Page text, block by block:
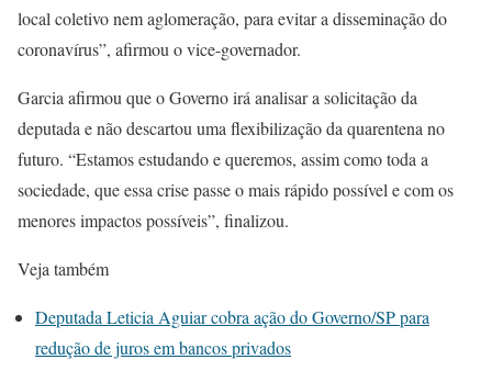
local coletivo nem aglomeração, para evitar a disseminação do
coronavírus”, afirmou o vice-governador.
Garcia afirmou que o Governo irá analisar a solicitação da
deputada e não descartou uma flexibilização da quarentena no
futuro. “Estamos estudando e queremos, assim como toda a
sociedade, que essa crise passe o mais rápido possível e com os
menores impactos possíveis”, finalizou.
Veja também
Deputada Leticia Aguiar cobra ação do Governo/SP para
redução de juros em bancos privados